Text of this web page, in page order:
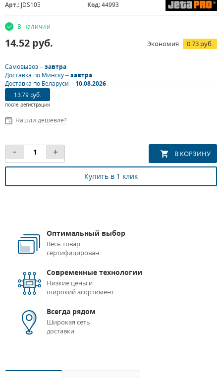
Арт.: JDS105 Код:44993
В наличии
14.52 руб. Экономия 0.73 руб.
Самовывоз –завтра
Доставка по Минску –завтра
Доставка по Беларуси –10.08.2026
13.79 руб.
после регистрации
Нашли дешевле?
Купить в 1 клик
Оптимальный выбор
Весь товар
сертифицирован
Современные технологии
Низкие цены и
широкий асортимент
Всегда рядом
Широкая сеть
доставки